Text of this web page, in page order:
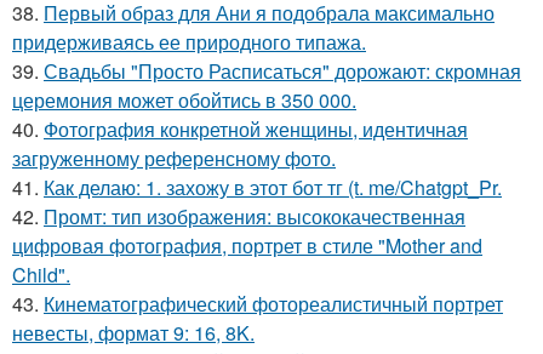
38. Первый образ для Ани я подобрала максимально
придерживаясь ее природного типажа.
39. Свадьбы "Просто Расписаться" дорожают: скромная
церемония может обойтись в 350 000.
40. Фотография конкретной женщины, идентичная
загруженному референсному фото.
41. Как делаю: 1. захожу в этот бот тг (t. me/Chatgpt_Pr.
42. Промт: тип изображения: высококачественная
цифровая фотография, портрет в стиле "Mother and
Child".
43. Кинематографический фотореалистичный портрет
невесты, формат 9: 16, 8K.